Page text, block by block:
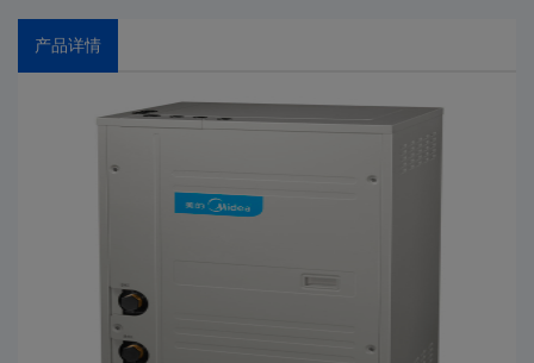
产品详情